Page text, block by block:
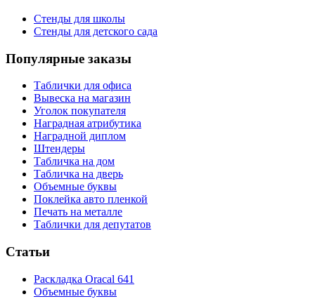
Стенды для школы
Стенды для детского сада
Популярные заказы
Таблички для офиса
Вывеска на магазин
Уголок покупателя
Наградная атрибутика
Наградной диплом
Штендеры
Табличка на дом
Табличка на дверь
Объемные буквы
Поклейка авто пленкой
Печать на металле
Таблички для депутатов
Статьи
Раскладка Oracal 641
Объемные буквы